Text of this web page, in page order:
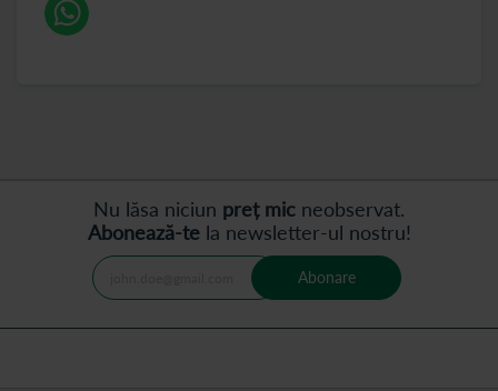
Nu lăsa niciun preț mic neobservat.
Abonează-tela newsletter-ul nostru!
Abonare